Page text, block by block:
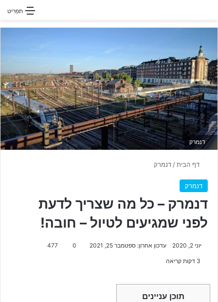
תפריט
דנמרק
דף הבית/ דנמרק
דנמרק
דנמרק – כל מה שצריך לדעת
לפני שמגיעים לטיול – חובה!
יוני 2, 2020 עדכון אחרון: ספטמבר 25, 2021 0
477
תוכן עניינים